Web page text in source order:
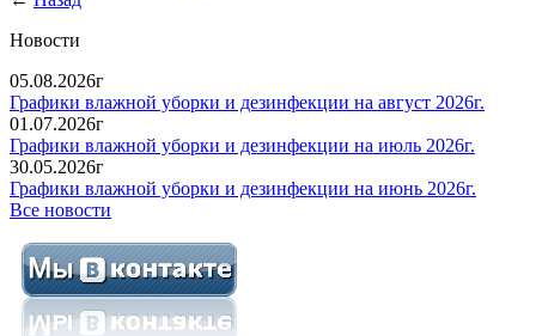
Новости
05.08.2026г
Графики влажной уборки и дезинфекции на август 2026г.
01.07.2026г
Графики влажной уборки и дезинфекции на июль 2026г.
30.05.2026г
Графики влажной уборки и дезинфекции на июнь 2026г.
Все новости